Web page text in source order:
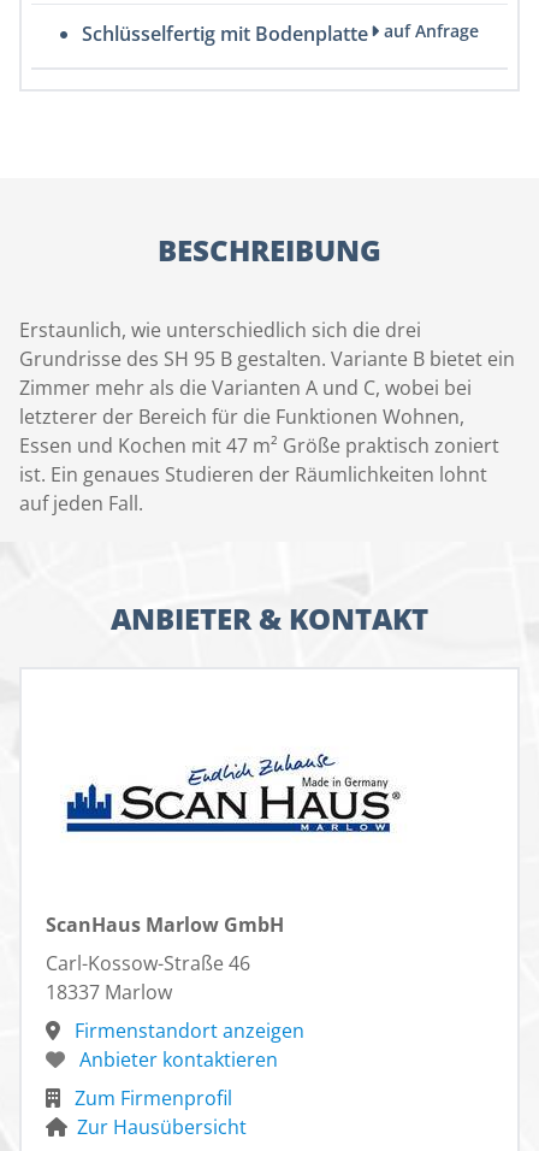
Schlüsselfertig mit Bodenplatte auf Anfrage
BESCHREIBUNG
Erstaunlich, wie unterschiedlich sich die drei
Grundrisse des SH 95 B gestalten. Variante B bietet ein
Zimmer mehr als die Varianten A und C, wobei bei
letzterer der Bereich für die Funktionen Wohnen,
Essen und Kochen mit 47 m² Größe praktisch zoniert
ist. Ein genaues Studieren der Räumlichkeiten lohnt
auf jeden Fall.
ANBIETER & KONTAKT
ScanHaus Marlow GmbH
Carl-Kossow-Straße 46
18337 Marlow
Firmenstandort anzeigen
Anbieter kontaktieren
Zum Firmenprofil
Zur Hausübersicht